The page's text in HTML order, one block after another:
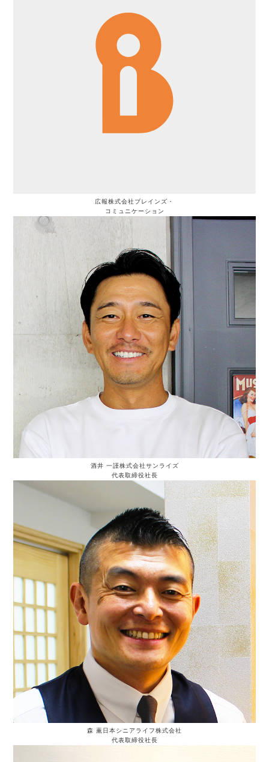
広報株式会社ブレインズ・
コミュニケーション
酒井 一謹株式会社サンライズ
代表取締役社長
森 薫日本シニアライフ株式会社
代表取締役社長